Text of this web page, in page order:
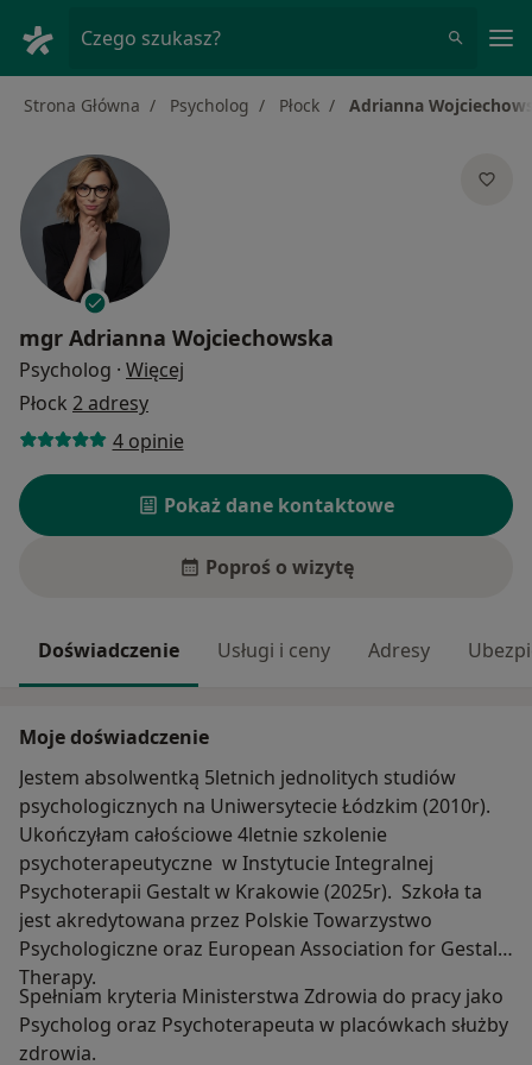
Czego szukasz?
Strona Główna Psycholog Płock Adrianna
mgr Adrianna Wojciechowska
Psycholog · Więcej
Płock 2 adresy
4 opinie
Pokaż dane kontaktowe
Poproś o wizytę
Doświadczenie Usługi i ceny Adresy
Moje doświadczenie
Jestem absolwentką 5letnich jednolitych studiów
psychologicznych na Uniwersytecie Łódzkim (2010r).
Ukończyłam całościowe 4letnie szkolenie
psychoterapeutyczne w Instytucie Integralnej
Psychoterapii Gestalt w Krakowie (2025r). Szkoła ta
jest akredytowana przez Polskie Towarzystwo
Psychologiczne oraz European Association for Gestalt
Therapy.
Spełniam kryteria Ministerstwa Zdrowia do pracy jako
Psycholog oraz Psychoterapeuta w placówkach służby
zdrowia.